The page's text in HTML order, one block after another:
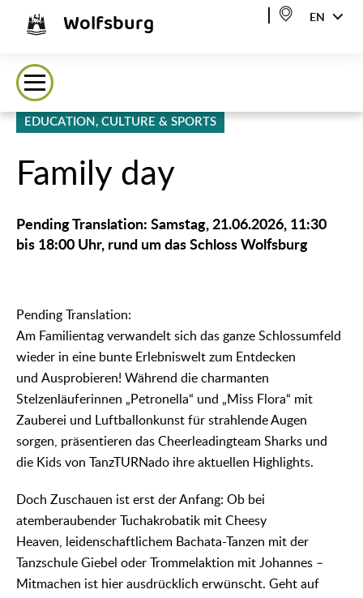
Wolfsburg EN
EDUCATION, CULTURE & SPORTS
Family day
᠎Pending Translation: Samstag, 21.06.2026, 11:30
bis 18:00 Uhr, rund um das Schloss Wolfsburg
᠎Pending Translation:
Am Familientag verwandelt sich das ganze Schlossumfeld
wieder in eine bunte Erlebniswelt zum Entdecken
und Ausprobieren! Während die charmanten
Stelzenläuferinnen „Petronella“ und „Miss Flora“ mit
Zauberei und Luftballonkunst für strahlende Augen
sorgen, präsentieren das Cheerleadingteam Sharks und
die Kids von TanzTURNado ihre aktuellen Highlights.
Doch Zuschauen ist erst der Anfang: Ob bei
atemberaubender Tuchakrobatik mit Cheesy
Heaven, leidenschaftlichem Bachata-Tanzen mit der
Tanzschule Giebel oder Trommelaktion mit Johannes –
Mitmachen ist hier ausdrücklich erwünscht. Geht auf